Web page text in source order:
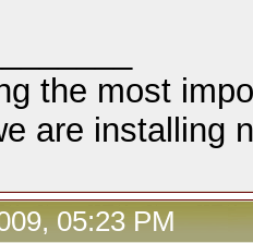
the most
are installing
05:23 PM